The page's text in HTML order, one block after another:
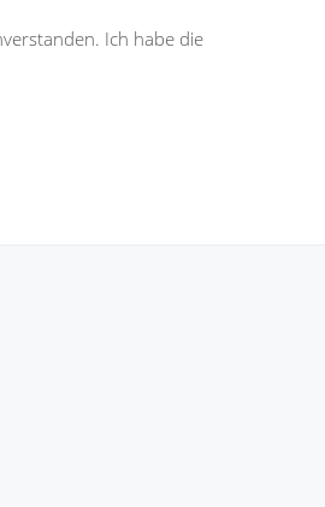
Ich habe die